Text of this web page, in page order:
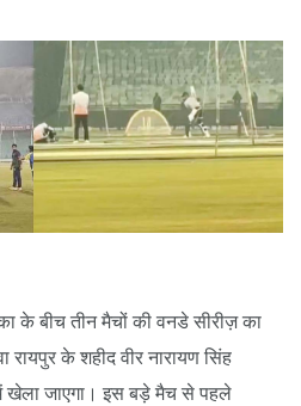
के बीच तीन मैचों की वनडे सीरीज़ का
के शहीद वीर नारायण सिंह
खेला जाएगा। इस बड़े मैच से पहले